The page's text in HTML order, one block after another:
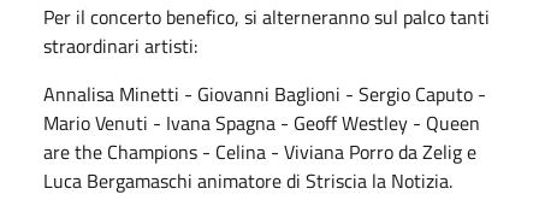
Per il concerto benefico, si alterneranno sul palco tanti
straordinari artisti:
Annalisa Minetti - Giovanni Baglioni - Sergio Caputo -
Mario Venuti - Ivana Spagna - Geoff Westley - Queen
are the Champions - Celina - Viviana Porro da Zelig e
Luca Bergamaschi animatore di Striscia la Notizia.